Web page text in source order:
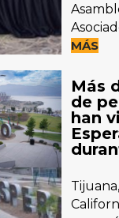
MÁS
Más
de
han